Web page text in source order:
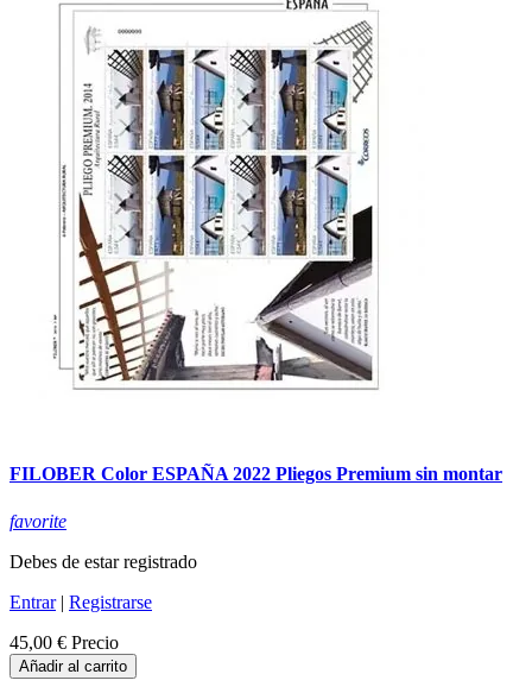
FILOBER Color ESPAÑA 2022 Pliegos Premium sin montar
favorite
Debes de estar registrado
Entrar| Registrarse
45,00 € Precio
Añadir al carrito